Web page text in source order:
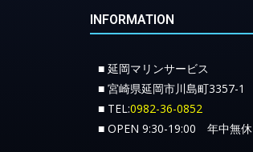
INFORMATION
■ 延岡マリンサービス
■ 宮崎県延岡市川島町3357-1
■ TEL:0982-36-0852
■ OPEN 9:30-19:00 年中無休